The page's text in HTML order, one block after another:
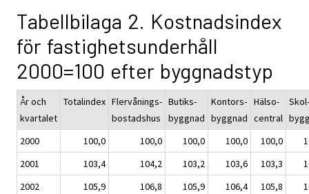
Tabellbilaga 2. Kostnadsindex
för fastighetsunderhåll
2000=100 efter byggnadstyp
År och
kvartalet
Totalindex Flervånings-
bostadshus
Butiks-
byggnad
Kontors-
byggnad
Hälso-
central
Skol-
2000
100,0 100,0 100,0 100,0 100,0
2001
103,4 104,2 103,2 103,6 103,3
2002
105,9 106,8 105,9 106,4 105,8